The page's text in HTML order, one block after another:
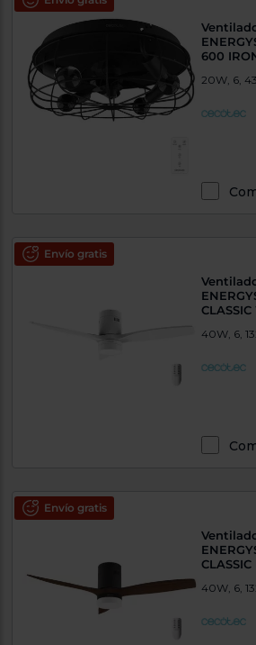
600
20W, 6,
Envío gratis
40W, 6,
Envío gratis
40W, 6,